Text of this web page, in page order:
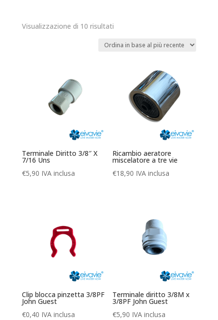
Visualizzazione di 10 risultatiOrdina
base
Terminale Diritto 3/8″ X
7/16 Uns
€5,90 IVA inclusa
Ricambio aeratore
miscelatore a tre vie
€18,90 IVA inclusa
Clip blocca pinzetta 3/8PF
John Guest
€0,40 IVA inclusa
Terminale diritto 3/8M x
3/8PF John Guest
€5,90 IVA inclusa